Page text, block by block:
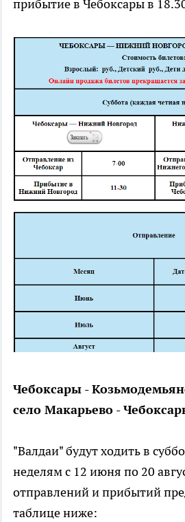
прибытие в Чебоксары в
Чебоксары -
село Макарьево -
"Валдаи" будут ходить в
неделям с 12 июня по 20
отправлений и прибытий
таблице ниже: